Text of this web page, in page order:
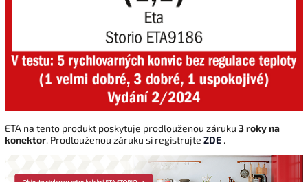
ETA na tento produkt poskytuje prodlouženou záruku 3 roky na
konektor. Prodlouženou záruku si registrujte ZDE .